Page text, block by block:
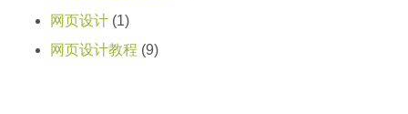
网页设计 (1)
网页设计教程 (9)